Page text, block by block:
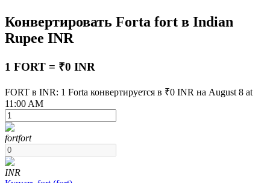
USDT-фьючерсы
Фьючерсы с использованием USDT в качестве
обеспечения
Конвертировать Forta fort в Indian
Rupee INR
1 FORT = ₹0 INR
FORT в INR: 1 Forta конвертируется в ₹0 INR на August 8 at
11:00 AM
fortfort
INR